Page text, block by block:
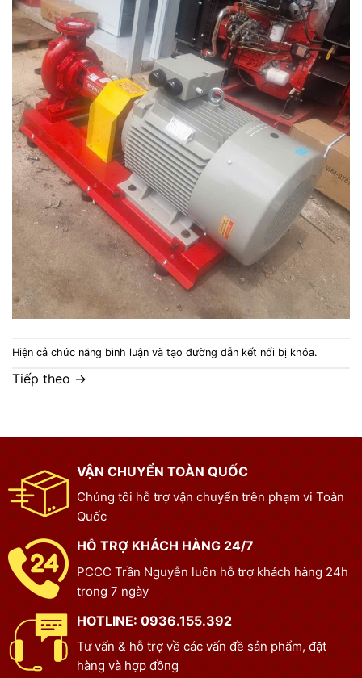
Hiện cả chức năng bình luận và tạo đường dẫn kết nối bị khóa.
Tiếp theo →
VẬN CHUYỂN TOÀN QUỐC
Chúng tôi hỗ trợ vận chuyển trên phạm vi Toàn
Quốc
HỖ TRỢ KHÁCH HÀNG 24/7
PCCC Trần Nguyễn luôn hỗ trợ khách hàng 24h
trong 7 ngày
HOTLINE: 0936.155.392
Tư vấn & hỗ trợ về các vấn đề sản phẩm, đặt
hàng và hợp đồng